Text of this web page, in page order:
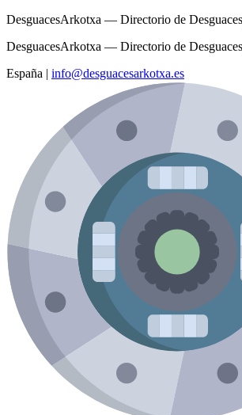
DesguacesArkotxa — Directorio de
DesguacesArkotxa — Directorio de
España | info@desguacesarkotxa.es